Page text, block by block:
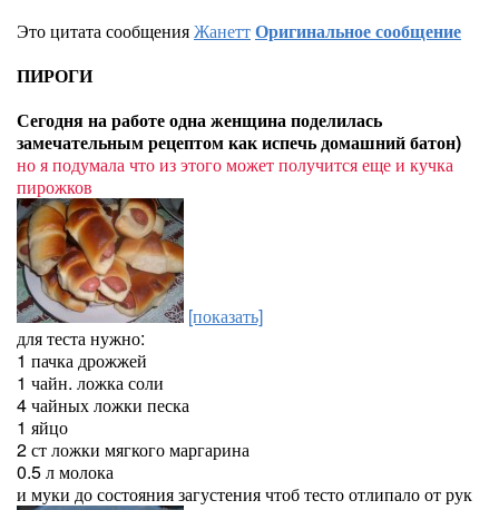
Это цитата сообщенияЖанеттОригинальное сообщение
ПИРОГИ
Сегодня на работе одна женщина поделилась
замечательным рецептом как испечь домашний батон)
но я подумала что из этого может получится еще и кучка
пирожков
[показать]
для теста нужно:
1 пачка дрожжей
1 чайн. ложка соли
4 чайных ложки песка
1 яйцо
2 ст ложки мягкого маргарина
0.5 л молока
и муки до состояния загустения чтоб тесто отлипало от рук